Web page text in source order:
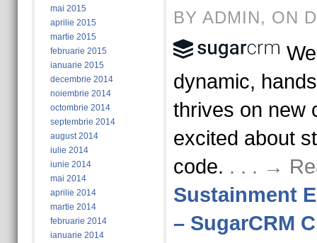
mai 2015
aprilie 2015
martie 2015
februarie 2015
ianuarie 2015
decembrie 2014
noiembrie 2014
octombrie 2014
septembrie 2014
august 2014
iulie 2014
iunie 2014
mai 2014
aprilie 2014
martie 2014
februarie 2014
ianuarie 2014
BY ADMIN, ON
dynamic,
thrives on new
excited about
code. . . . →
Sustainment
– SugarCRM